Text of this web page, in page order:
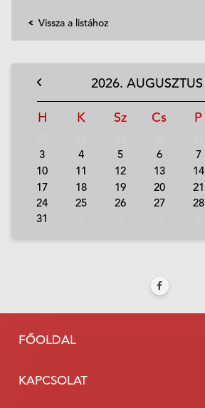
Vissza a listához
2026. AUGUSZTUS
H K Sz Cs P
3
4 5 6 7
10
11 12 13 14
17
18 19 20 21
24
25 26 27 28
31
FŐOLDAL
KAPCSOLAT